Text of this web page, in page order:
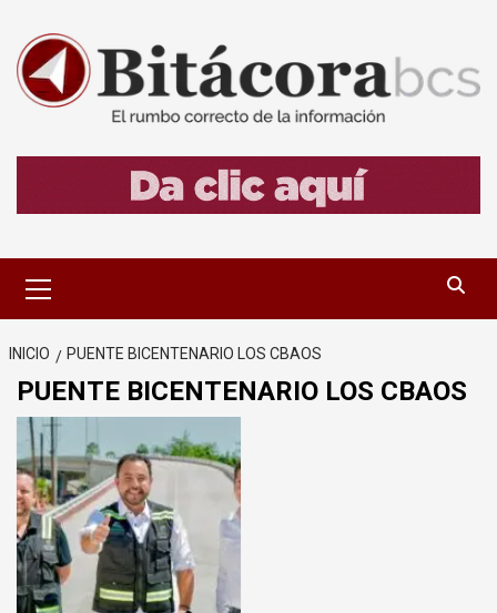
contenido
primario
INICIO PUENTE BICENTENARIO LOS CBAOS
PUENTE BICENTENARIO LOS CBAOS